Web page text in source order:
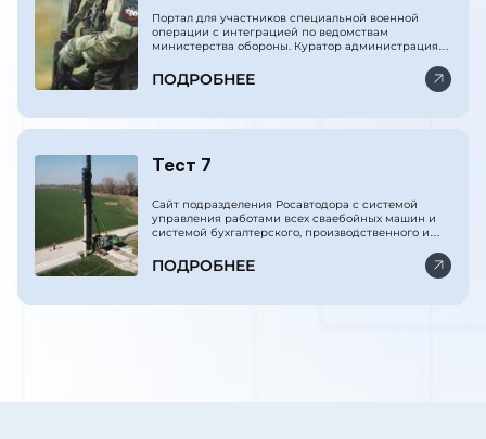
Портал для участников специальной военной
операции с интеграцией по ведомствам
министерства обороны. Куратор администрация
ПОДРОБНЕЕ
Тест 7
Сайт подразделения Росавтодора с системой
управления работами всех сваебойных машин и
системой бухгалтерского, производственного и
ПОДРОБНЕЕ